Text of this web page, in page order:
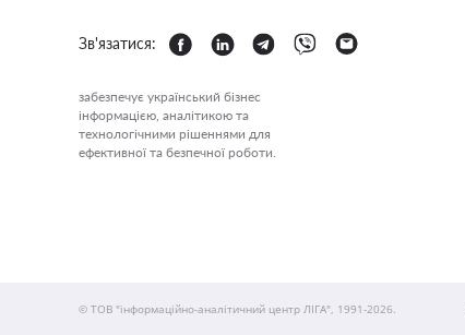
Зв'язатися:
забезпечує український бізнес
інформацією, аналітикою та
технологічними рішеннями для
ефективної та безпечної роботи.
© ТОВ "інформаційно-аналітичний центр ЛІГА", 1991-2026.